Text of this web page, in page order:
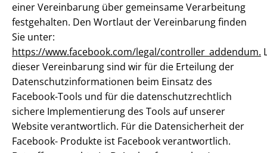
einer Vereinbarung über gemeinsame Verarbeitung
festgehalten. Den Wortlaut der Vereinbarung finden
Sie unter:
https://www.facebook.com/legal/controller_addendum.
dieser Vereinbarung sind wir für die Erteilung der
Datenschutzinformationen beim Einsatz des
Facebook-Tools und für die datenschutzrechtlich
sichere Implementierung des Tools auf unserer
Website verantwortlich. Für die Datensicherheit der
Facebook- Produkte ist Facebook verantwortlich.